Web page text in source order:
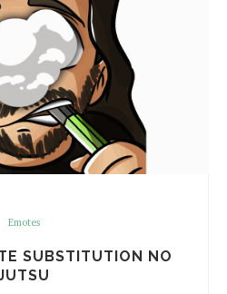
Emotes
SUBSTITUTION NO